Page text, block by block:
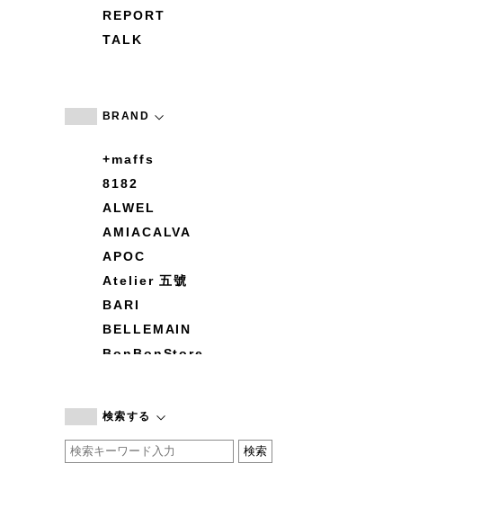
REPORT
TALK
BRAND
+maffs
8182
ALWEL
AMIACALVA
APOC
Atelier 五號
BARI
BELLEMAIN
BonBonStore
by basics
CATWORTH
検索する